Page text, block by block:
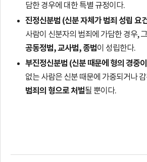
담한 경우에 대한 특별 규정이다.
진정신분범 (신분 자체가 범죄 성립 요
사람이 신분자의 범죄에 가담한 경우,
공동정범, 교사범, 종범이 성립한다.
부진정신분범 (신분 때문에 형의 경중
없는 사람은 신분 때문에 가중되거나
범죄의 형으로 처벌될 뿐이다.